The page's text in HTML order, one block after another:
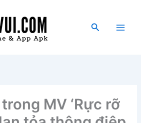
Tìm
MV ‘Rực rỡ